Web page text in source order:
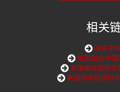
相关
购买中
美国国会中国
美国国会国际宗
美国国务院国际